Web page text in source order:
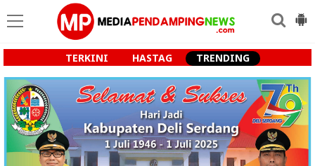
TERKINI HASTAG TRENDING